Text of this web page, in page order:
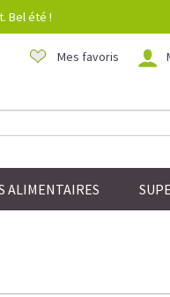
Bel été !
Mes favoris
ALIMENTAIRES